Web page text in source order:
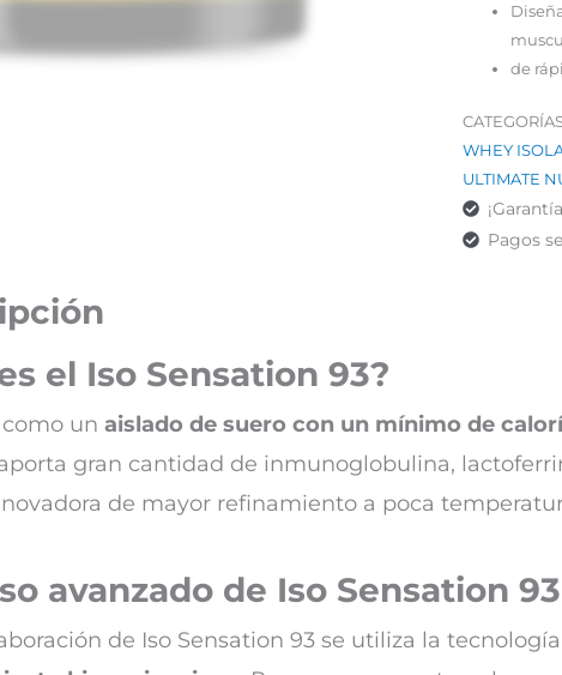
de
WHEY
ULTIMATE
Pagos
el Iso Sensation 93?
un aislado de suero con un mínimo de
gran cantidad de inmunoglobulina,
de mayor refinamiento a poca
avanzado de Iso Sensation 93
de Iso Sensation 93 se utiliza la